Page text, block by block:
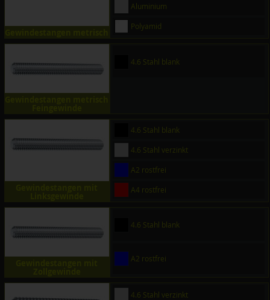
Aluminium
Polyamid
4.6 Stahl blank
4.6 Stahl blank
4.6 Stahl verzinkt
A2 rostfrei
A4 rostfrei
4.6 Stahl blank
A2 rostfrei
4.6 Stahl verzinkt